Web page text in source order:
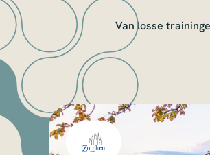
Van losse